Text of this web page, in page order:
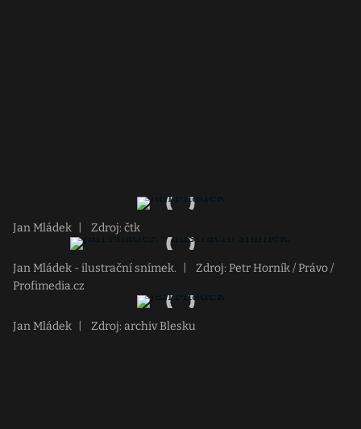
Jan Mládek Zdroj: čtk
Jan Mládek - ilustrační snímek.
Zdroj: Petr Horník / Právo /
Profimedia.cz
Jan Mládek Zdroj: archiv Blesku